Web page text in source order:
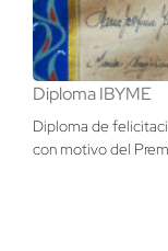
Diploma IBYME
Diploma de
con motivo del